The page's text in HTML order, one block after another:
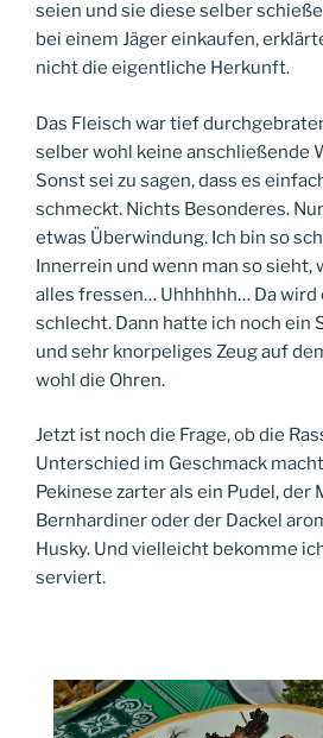
seien und sie diese selber
bei einem Jäger einkaufen,
nicht die eigentliche Herkunft.
Das Fleisch war tief
selber wohl keine anschließende
Sonst sei zu sagen, dass es
schmeckt. Nichts Besonderes.
etwas Überwindung. Ich bin so
Innerrein und wenn man so sieht,
alles fressen… Uhhhhhh… Da wird
schlecht. Dann hatte ich noch ein
und sehr knorpeliges Zeug auf
wohl die Ohren.
Jetzt ist noch die Frage, ob die
Unterschied im Geschmack
Pekinese zarter als ein Pudel, der
Bernhardiner oder der Dackel
Husky. Und vielleicht bekomme
serviert.